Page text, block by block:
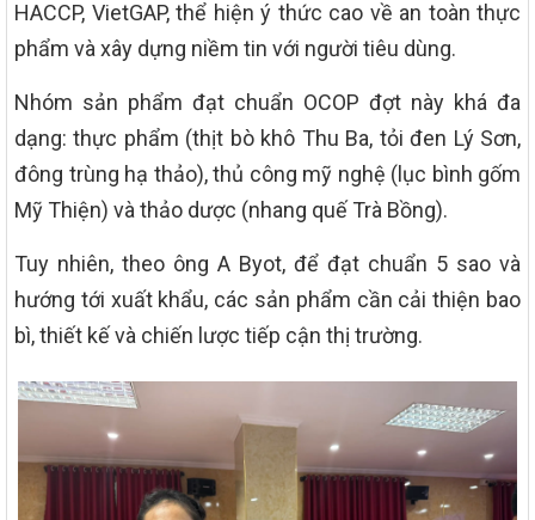
HACCP, VietGAP, thể hiện ý thức cao về an toàn thực
phẩm và xây dựng niềm tin với người tiêu dùng.
Nhóm sản phẩm đạt chuẩn OCOP đợt này khá đa
dạng: thực phẩm (thịt bò khô Thu Ba, tỏi đen Lý Sơn,
đông trùng hạ thảo), thủ công mỹ nghệ (lục bình gốm
Mỹ Thiện) và thảo dược (nhang quế Trà Bồng).
Tuy nhiên, theo ông A Byot, để đạt chuẩn 5 sao và
hướng tới xuất khẩu, các sản phẩm cần cải thiện bao
bì, thiết kế và chiến lược tiếp cận thị trường.